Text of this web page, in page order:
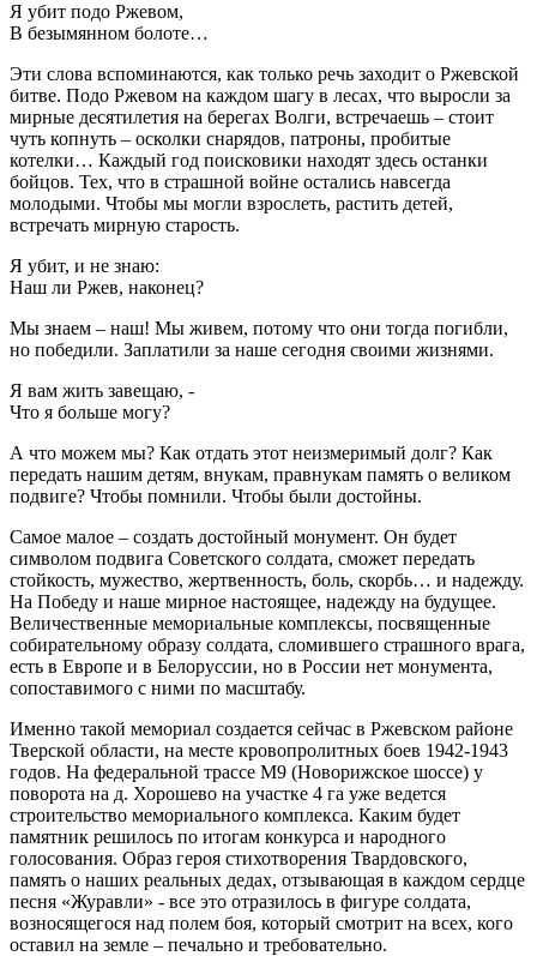
Я убит подо Ржевом,
В безымянном болоте…
Эти слова вспоминаются, как только речь заходит о Ржевской
битве. Подо Ржевом на каждом шагу в лесах, что выросли за
мирные десятилетия на берегах Волги, встречаешь – стоит
чуть копнуть – осколки снарядов, патроны, пробитые
котелки… Каждый год поисковики находят здесь останки
бойцов. Тех, что в страшной войне остались навсегда
молодыми. Чтобы мы могли взрослеть, растить детей,
встречать мирную старость.
Я убит, и не знаю:
Наш ли Ржев, наконец?
Мы знаем – наш! Мы живем, потому что они тогда погибли,
но победили. Заплатили за наше сегодня своими жизнями.
Я вам жить завещаю, -
Что я больше могу?
А что можем мы? Как отдать этот неизмеримый долг? Как
передать нашим детям, внукам, правнукам память о великом
подвиге? Чтобы помнили. Чтобы были достойны.
Самое малое – создать достойный монумент. Он будет
символом подвига Советского солдата, сможет передать
стойкость, мужество, жертвенность, боль, скорбь… и надежду.
На Победу и наше мирное настоящее, надежду на будущее.
Величественные мемориальные комплексы, посвященные
собирательному образу солдата, сломившего страшного врага,
есть в Европе и в Белоруссии, но в России нет монумента,
сопоставимого с ними по масштабу.
Именно такой мемориал создается сейчас в Ржевском районе
Тверской области, на месте кровопролитных боев 1942-1943
годов. На федеральной трассе М9 (Новорижское шоссе) у
поворота на д. Хорошево на участке 4 га уже ведется
строительство мемориального комплекса. Каким будет
памятник решилось по итогам конкурса и народного
голосования. Образ героя стихотворения Твардовского,
память о наших реальных дедах, отзывающая в каждом сердце
песня «Журавли» - все это отразилось в фигуре солдата,
возносящегося над полем боя, который смотрит на всех, кого
оставил на земле – печально и требовательно.